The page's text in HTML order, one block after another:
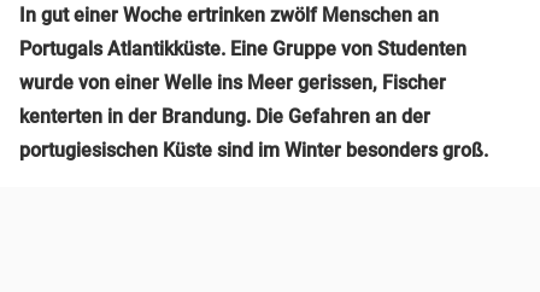
In gut einer Woche ertrinken zwölf Menschen an
Portugals Atlantikküste. Eine Gruppe von Studenten
wurde von einer Welle ins Meer gerissen, Fischer
kenterten in der Brandung. Die Gefahren an der
portugiesischen Küste sind im Winter besonders groß.